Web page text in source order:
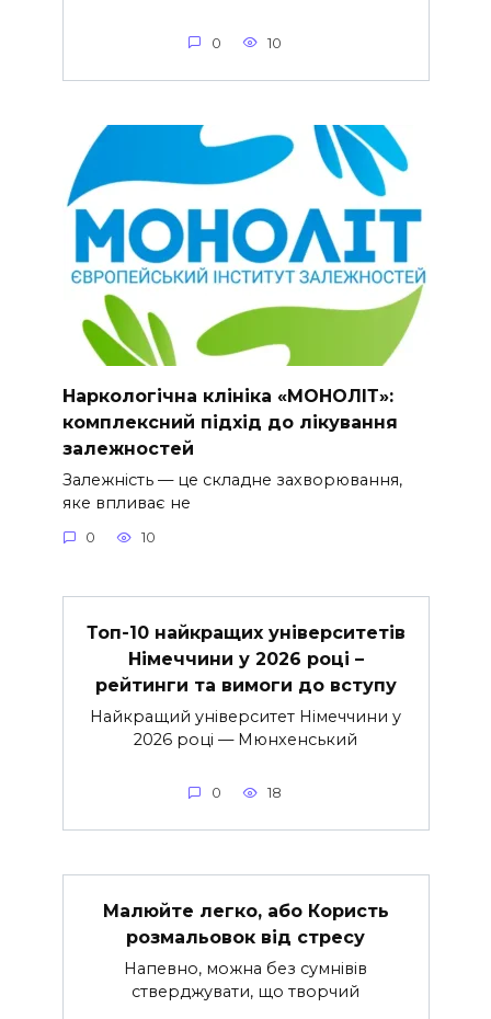
0 10
Наркологічна клініка «МОНОЛІТ»:
комплексний підхід до лікування
залежностей
Залежність — це складне захворювання,
яке впливає не
0 10
Топ-10 найкращих університетів
Німеччини у 2026 році –
рейтинги та вимоги до вступу
Найкращий університет Німеччини у
2026 році — Мюнхенський
0 18
Малюйте легко, або Користь
розмальовок від стресу
Напевно, можна без сумнівів
стверджувати, що творчий